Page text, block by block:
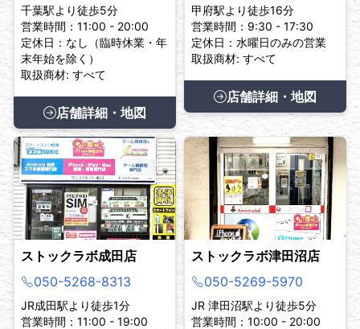
千葉駅より徒歩5分
営業時間：11:00 - 20:00
定休日：なし（臨時休業・年
末年始を除く）
取扱商材: すべて
店舗詳細・地図
甲府駅より徒歩16分
営業時間：9:30 - 17:30
定休日：水曜日のみの営業
取扱商材: すべて
店舗詳細・地図
ストックラボ成田店
050-5268-8313
JR成田駅より徒歩1分
営業時間：11:00 - 19:00
ストックラボ津田沼店
050-5269-5970
JR 津田沼駅より徒歩5分
営業時間：10:00 - 20:00